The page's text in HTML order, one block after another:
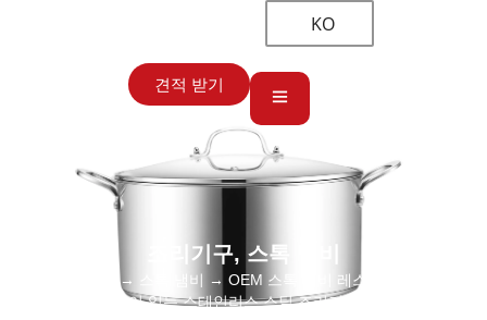
KO
견적 받기
조리기구, 스톡 냄비
→ 스톡 냄비 → OEM 스톡 냄비 레스토랑 공급, 뚜껑
이 있는 스테인리스 스틸 조리기구